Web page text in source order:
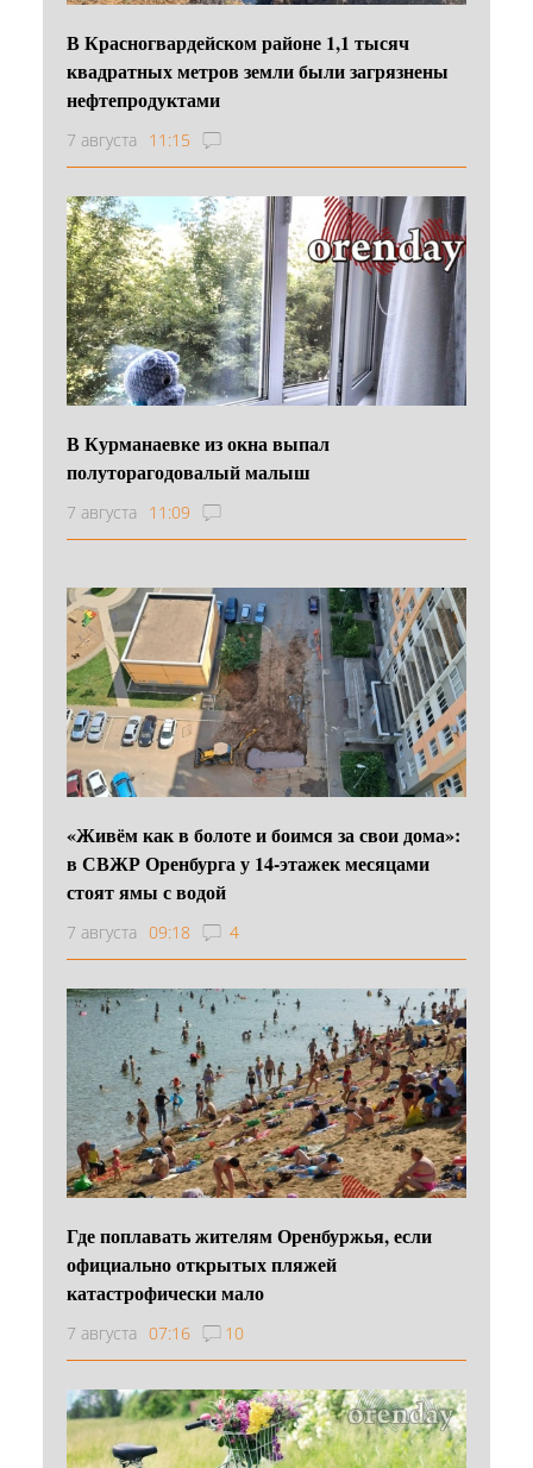
В Красногвардейском районе 1,1 тысяч
квадратных метров земли были загрязнены
нефтепродуктами
7 августа 11:15
В Курманаевке из окна выпал
полуторагодовалый малыш
7 августа 11:09
«Живём как в болоте и боимся за свои дома»:
в СВЖР Оренбурга у 14-этажек месяцами
стоят ямы с водой
7 августа 09:18 4
Где поплавать жителям Оренбуржья, если
официально открытых пляжей
катастрофически мало
7 августа 07:16 10